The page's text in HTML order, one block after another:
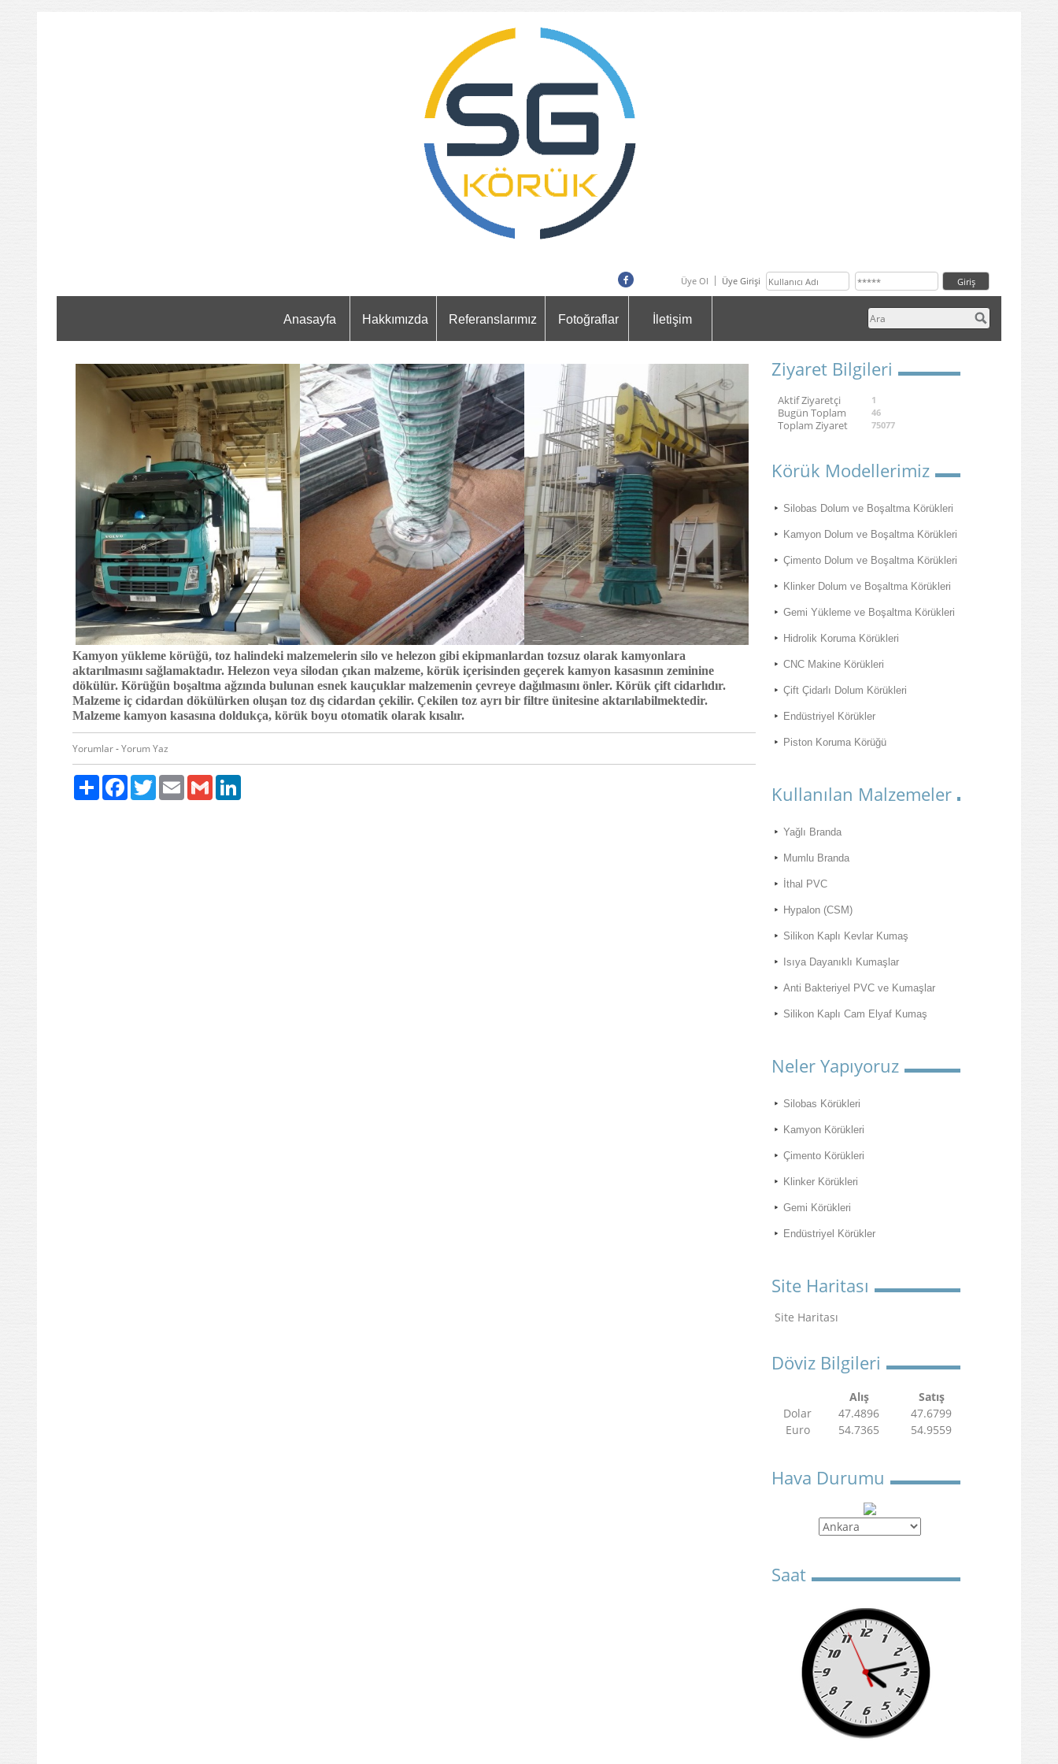
Üye Ol Üye Girişi
Anasayfa Hakkımızda Referanslarımız Fotoğraflar İletişim
Kamyon yükleme körüğü, toz halindeki malzemelerin silo ve helezon gibi ekipmanlardan tozsuz olarak kamyonlara
aktarılmasını sağlamaktadır. Helezon veya silodan çıkan malzeme, körük içerisinden geçerek kamyon kasasının zeminine
dökülür. Körüğün boşaltma ağzında bulunan esnek kauçuklar malzemenin çevreye dağılmasını önler. Körük çift cidarlıdır.
Malzeme iç cidardan dökülürken oluşan toz dış cidardan çekilir. Çekilen toz ayrı bir filtre ünitesine aktarılabilmektedir.
Malzeme kamyon kasasına doldukça, körük boyu otomatik olarak kısalır.
Yorumlar-Yorum Yaz
Paylaş FacebookTwitter Email Gmail
Ziyaret Bilgileri
Aktif Ziyaretçi 1
Bugün Toplam 46
Toplam Ziyaret 75077
Körük Modellerimiz
Silobas Dolum ve Boşaltma Körükleri
Kamyon Dolum ve Boşaltma Körükleri
Çimento Dolum ve Boşaltma Körükleri
Klinker Dolum ve Boşaltma Körükleri
Gemi Yükleme ve Boşaltma Körükleri
Hidrolik Koruma Körükleri
CNC Makine Körükleri
Çift Çidarlı Dolum Körükleri
Endüstriyel Körükler
Piston Koruma Körüğü
Kullanılan Malzemeler
Yağlı Branda
Mumlu Branda
İthal PVC
Hypalon (CSM)
Silikon Kaplı Kevlar Kumaş
Isıya Dayanıklı Kumaşlar
Anti Bakteriyel PVC ve Kumaşlar
Silikon Kaplı Cam Elyaf Kumaş
Neler Yapıyoruz
Silobas Körükleri
Kamyon Körükleri
Çimento Körükleri
Klinker Körükleri
Gemi Körükleri
Endüstriyel Körükler
Site Haritası
Site Haritası
Döviz Bilgileri
Alış
Satış
Dolar
47.4896
47.6799
Euro
54.7365 54.9559
Hava Durumu
Saat